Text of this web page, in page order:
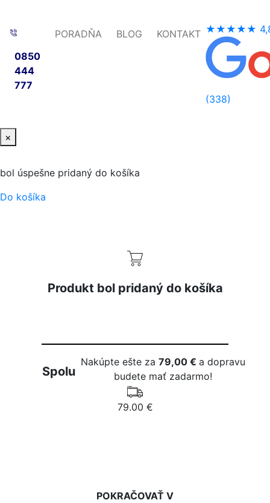
0850
444
777
PORADŇA BLOG KONTAKT ★★★★★
(338)
×
bol úspešne pridaný do košíka
Do košíka
Produkt bol pridaný do košíka
Spolu
Nakúpte ešte za79,00 €a dopravu
budete mať zadarmo!
79.00 €
POKRAČOVAŤ V